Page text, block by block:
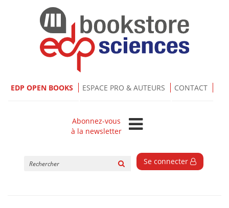
EDP OPEN BOOKS ESPACE PRO & AUTEURS CONTACT
Abonnez-vous
à la newsletter
Se connecter